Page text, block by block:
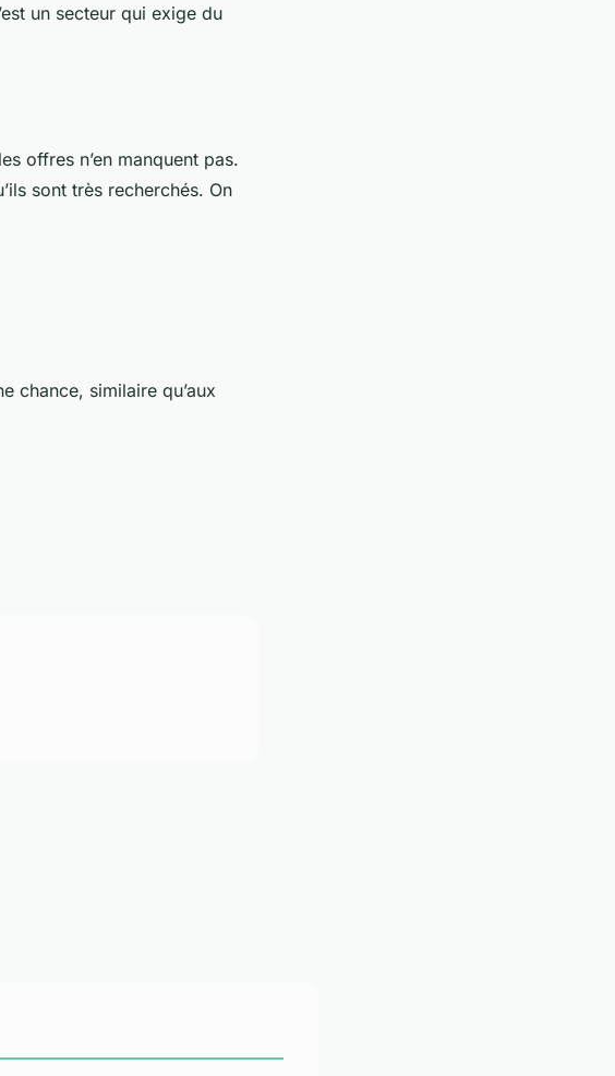
un secteur qui exige du
offres n’en manquent pas.
sont très recherchés. On
chance, similaire qu’aux